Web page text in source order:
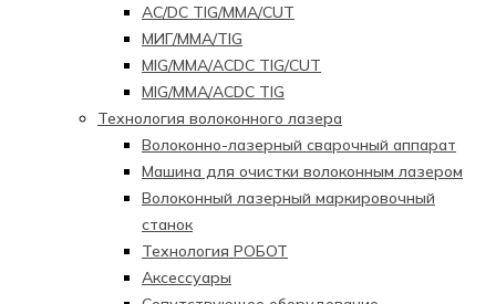
AC/DC TIG/MMA/CUT
МИГ/ММА/TIG
MIG/MMA/ACDC TIG/CUT
MIG/MMA/ACDC TIG
Технология волоконного лазера
Волоконно-лазерный сварочный аппарат
Машина для очистки волоконным лазером
Волоконный лазерный маркировочный
станок
Технология РОБОТ
Аксессуары